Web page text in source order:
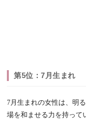
第5位：7月生まれ
7月生まれの女性は、明
場を和ませる力を持って